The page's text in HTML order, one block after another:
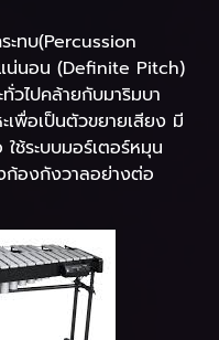
ะทบ(Percussion
น่นอน (Definite Pitch)
วไปคล้ายกับมาริมบา
เพื่อเป็นตัวขยายเสียง มี
ช้ระบบมอร์เตอร์หมุน
ก้องกังวาลอย่างต่อ